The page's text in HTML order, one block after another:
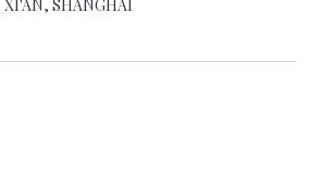
SHANGHAI